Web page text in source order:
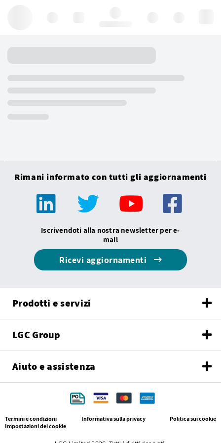
Rimani informato con tutti gli aggiornamenti
Iscrivendoti alla nostra newsletter per e-
mail
Ricevi aggiornamenti
Prodotti e servizi
LGC Group
Aiuto e assistenza
Termini e condizioni Informativa sulla privacy
Politica sui cookie
Impostazioni dei cookie